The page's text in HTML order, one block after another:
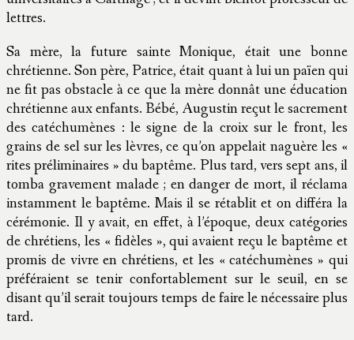
lettres.
Sa mère, la future sainte Monique, était une bonne
chrétienne. Son père, Patrice, était quant à lui un païen qui
ne fit pas obstacle à ce que la mère donnât une éducation
chrétienne aux enfants. Bébé, Augustin reçut le sacrement
des catéchumènes : le signe de la croix sur le front, les
grains de sel sur les lèvres, ce qu’on appelait naguère les «
rites préliminaires » du baptême. Plus tard, vers sept ans, il
tomba gravement malade ; en danger de mort, il réclama
instamment le baptême. Mais il se rétablit et on différa la
cérémonie. Il y avait, en effet, à l’époque, deux catégories
de chrétiens, les « fidèles », qui avaient reçu le baptême et
promis de vivre en chrétiens, et les « catéchumènes » qui
préféraient se tenir confortablement sur le seuil, en se
disant qu’il serait toujours temps de faire le nécessaire plus
tard.